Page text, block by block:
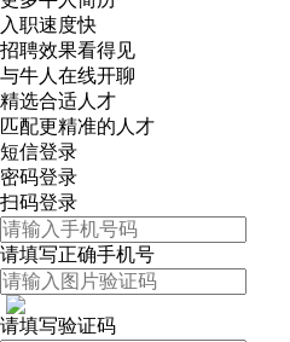
入职速度快
招聘效果看得见
与牛人在线开聊
精选合适人才
匹配更精准的人才
短信登录
密码登录
扫码登录
请填写正确手机号
请填写验证码